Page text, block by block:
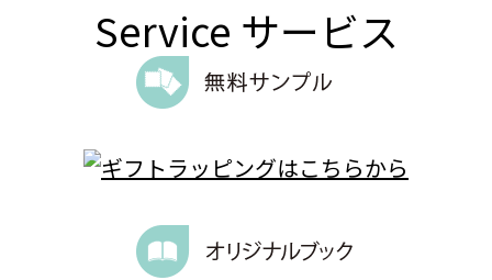
Service サービス